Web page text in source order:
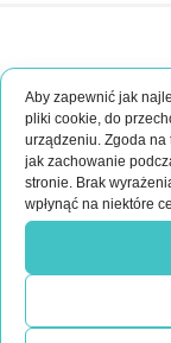
Aby zapewnić jak
pliki cookie, do
urządzeniu. Zgoda
jak zachowanie
stronie. Brak
wpłynąć na niektóre